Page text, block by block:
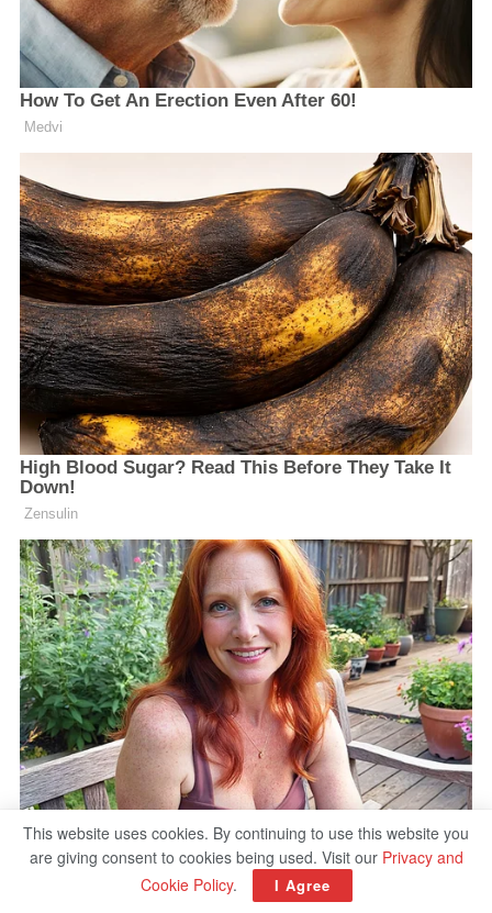
This website uses cookies. By continuing to use this website you
are giving consent to cookies being used. Visit our Privacy and
Cookie Policy. I Agree